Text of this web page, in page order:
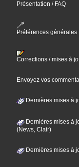
Présentation / FAQ
Préférences générales
Corrections / mises à
Envoyez vos
Dernières mises à
Dernières mises à
(News, Clair)
Dernières mises à